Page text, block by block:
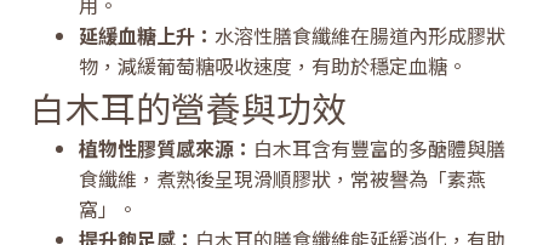
延緩血糖上升： 水溶性膳食纖維在腸道內形成膠狀
物，減緩葡萄糖吸收速度，有助於穩定血糖。
白木耳的營養與功效
植物性膠質感來源： 白木耳含有豐富的多醣體與膳
食纖維，煮熟後呈現滑順膠狀，常被譽為「素燕
窩」。
提升飽足感： 白木耳的膳食纖維能延緩消化，有助